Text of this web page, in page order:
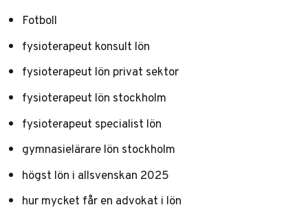
Fotboll
fysioterapeut konsult lön
fysioterapeut lön privat sektor
fysioterapeut lön stockholm
fysioterapeut specialist lön
gymnasielärare lön stockholm
högst lön i allsvenskan 2025
hur mycket får en advokat i lön